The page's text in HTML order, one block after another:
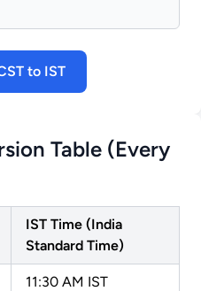
to IST
Table (Every
IST Time (India
Standard Time)
11:30 AM IST